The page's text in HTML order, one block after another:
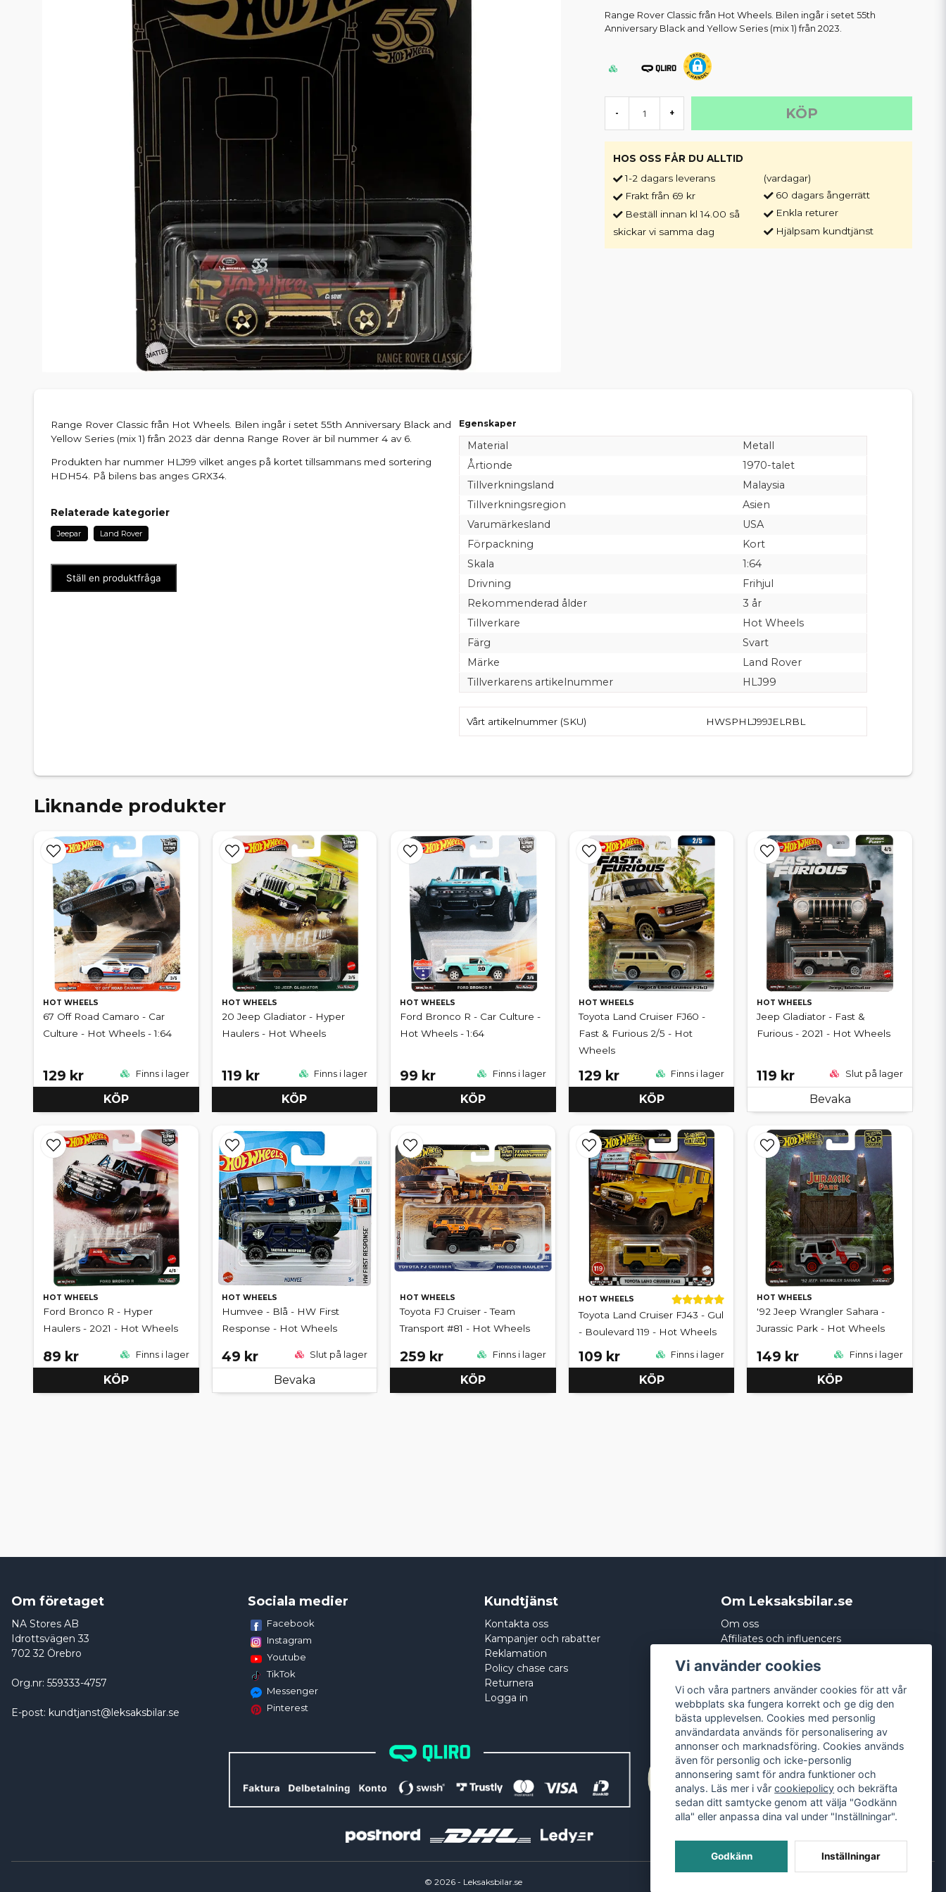
Range Rover Classic från Hot Wheels. Bilen ingår i setet 55th
Anniversary Black and Yellow Series (mix 1) från 2023.
- + KÖP
HOS OSS FÅR DU ALLTID
1-2 dagars leverans
Frakt från 69 kr
Beställ innan kl 14.00 så
skickar vi samma dag
(vardagar)
60 dagars ångerrätt
Enkla returer
Hjälpsam kundtjänst
Range Rover Classic från Hot Wheels. Bilen ingår i setet 55th Anniversary Black and
Yellow Series (mix 1) från 2023 där denna Range Rover är bil nummer 4 av 6.
Produkten har nummer HLJ99 vilket anges på kortet tillsammans med sortering
HDH54. På bilens bas anges GRX34.
Relaterade kategorier
Jeepar Land Rover
Ställ en produktfråga
Egenskaper
Material
Metall
Årtionde
1970-talet
Tillverkningsland
Malaysia
Tillverkningsregion
Asien
Varumärkesland
USA
Förpackning
Kort
Skala
1:64
Drivning
Frihjul
Rekommenderad ålder
3 år
Tillverkare
Hot Wheels
Färg
Svart
Märke
Land Rover
Tillverkarens artikelnummer
HLJ99
Vårt artikelnummer (SKU) HWSPHLJ99JELRBL
Liknande produkter
HOT WHEELS
67 Off Road Camaro - Car
Culture - Hot Wheels - 1:64
129 kr Finns i lager
KÖP
HOT WHEELS
20 Jeep Gladiator - Hyper
Haulers - Hot Wheels
119 kr Finns i lager
KÖP
HOT WHEELS
Ford Bronco R - Car Culture -
Hot Wheels - 1:64
99 kr Finns i lager
KÖP
HOT WHEELS
Toyota Land Cruiser FJ60 -
Fast & Furious 2/5 - Hot
Wheels
129 kr Finns i lager
KÖP
HOT WHEELS
Jeep Gladiator - Fast &
Furious - 2021 - Hot Wheels
119 kr Slut på lager
Bevaka
HOT WHEELS
Ford Bronco R - Hyper
Haulers - 2021 - Hot Wheels
89 kr Finns i lager
KÖP
HOT WHEELS
Humvee - Blå - HW First
Response - Hot Wheels
49 kr Slut på lager
Bevaka
HOT WHEELS
Toyota FJ Cruiser - Team
Transport #81 - Hot Wheels
259 kr Finns i lager
KÖP
HOT WHEELS
Toyota Land Cruiser FJ43 - Gul
- Boulevard 119 - Hot Wheels
109 kr Finns i lager
KÖP
HOT WHEELS
'92 Jeep Wrangler Sahara -
Jurassic Park - Hot Wheels
149 kr Finns i lager
KÖP
Om företaget
NA Stores AB
Idrottsvägen 33
702 32 Örebro
Org.nr: 559333-4757
E-post: kundtjanst@leksaksbilar.se
Sociala medier
Facebook
Instagram
Youtube
TikTok
Messenger
Pinterest
Kundtjänst
Kontakta oss
Kampanjer och rabatter
Reklamation
Policy chase cars
Returnera
Logga in
Om Leksaksbilar.se
Om oss
Affiliates och influencers
Integritetspolicy
© 2026- Leksaksbilar.se
Vi använder cookies
Vi och våra partners använder cookies för att vår
webbplats ska fungera korrekt och ge dig den
bästa upplevelsen. Cookies med personlig
användardata används för personalisering av
annonser och marknadsföring. Cookies används
även för personlig och icke-personlig
annonsering samt för andra funktioner och
analys. Läs mer i vårcookiepolicy och bekräfta
sedan ditt samtycke genom att välja "Godkänn
alla" eller anpassa dina val under "Inställningar".
Godkänn Inställningar